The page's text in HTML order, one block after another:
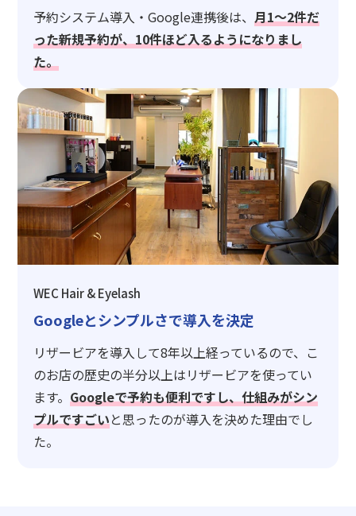
予約システム導入・Google連携後は、 月1〜2件だ
った新規予約が、10件ほど入るようになりまし
た。
WEC Hair & Eyelash
Googleとシンプルさで導入を決定
リザービアを導入して8年以上経っているので、こ
のお店の歴史の半分以上はリザービアを使ってい
ます。Googleで予約も便利ですし、仕組みがシン
プルですごいと思ったのが導入を決めた理由でし
た。